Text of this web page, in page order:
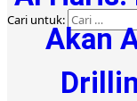
Cari untuk:
Akan